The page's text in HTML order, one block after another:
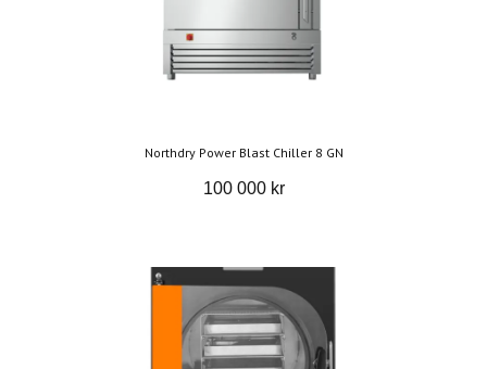
Northdry Power Blast Chiller 8 GN
100 000 kr